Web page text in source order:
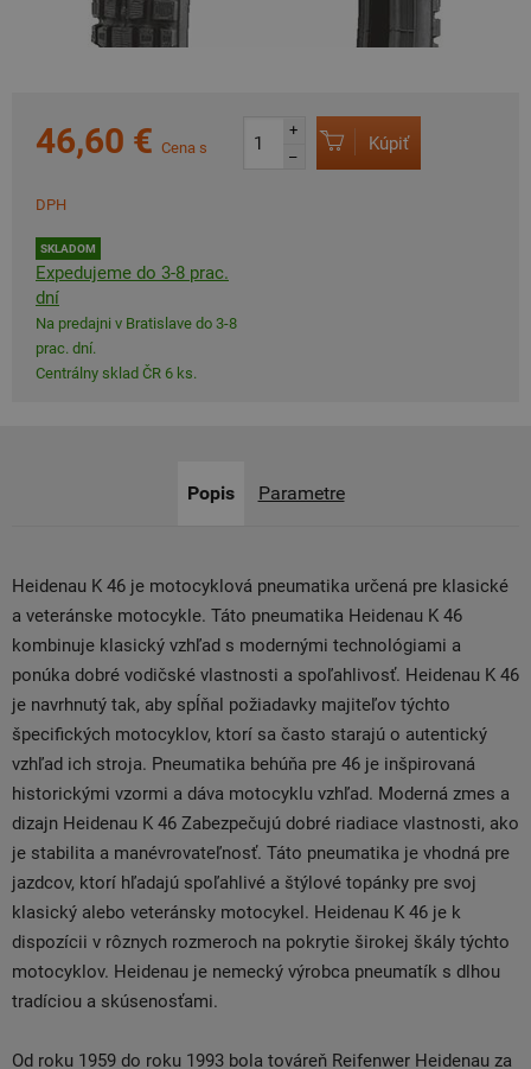
46,60 € Cena s
DPH
SKLADOM
Expedujeme do 3-8 prac.
dní
Na predajni v Bratislave do 3-8
prac. dní.
Centrálny sklad ČR 6 ks.
+
–
Kúpiť
Popis Parametre
Heidenau K 46 je motocyklová pneumatika určená pre klasické
a veteránske motocykle. Táto pneumatika Heidenau K 46
kombinuje klasický vzhľad s modernými technológiami a
ponúka dobré vodičské vlastnosti a spoľahlivosť. Heidenau K 46
je navrhnutý tak, aby spĺňal požiadavky majiteľov týchto
špecifických motocyklov, ktorí sa často starajú o autentický
vzhľad ich stroja. Pneumatika behúňa pre 46 je inšpirovaná
historickými vzormi a dáva motocyklu vzhľad. Moderná zmes a
dizajn Heidenau K 46 Zabezpečujú dobré riadiace vlastnosti, ako
je stabilita a manévrovateľnosť. Táto pneumatika je vhodná pre
jazdcov, ktorí hľadajú spoľahlivé a štýlové topánky pre svoj
klasický alebo veteránsky motocykel. Heidenau K 46 je k
dispozícii v rôznych rozmeroch na pokrytie širokej škály týchto
motocyklov. Heidenau je nemecký výrobca pneumatík s dlhou
tradíciou a skúsenosťami.
Od roku 1959 do roku 1993 bola továreň Reifenwer Heidenau za